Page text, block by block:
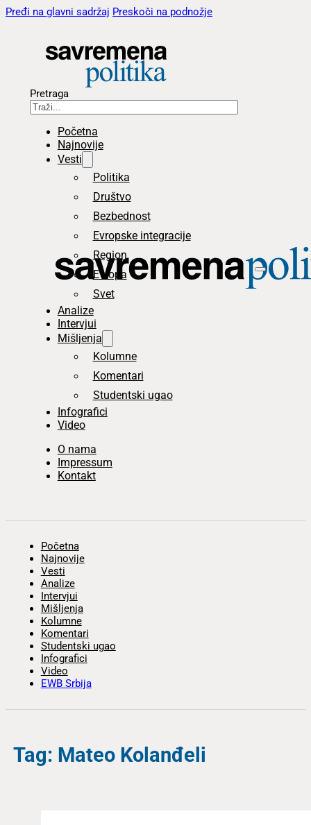
Pređi na glavni sadržaj Preskoči na podnožje
Pretraga
Početna
Najnovije
Vesti
Politika
Društvo
Bezbednost
Evropske integracije
Region
Evropa
Svet
Analize
Intervjui
Mišljenja
Kolumne
Komentari
Studentski ugao
Infografici
Video
O nama
Impressum
Kontakt
Početna
Najnovije
Vesti
Analize
Intervjui
Mišljenja
Kolumne
Komentari
Studentski ugao
Infografici
Video
EWB Srbija
Tag: Mateo Kolanđeli